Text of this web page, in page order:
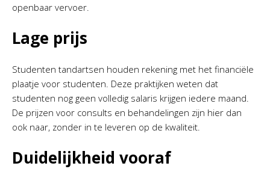
openbaar vervoer.
Lage prijs
Studenten tandartsen houden rekening met het financiële
plaatje voor studenten. Deze praktijken weten dat
studenten nog geen volledig salaris krijgen iedere maand.
De prijzen voor consults en behandelingen zijn hier dan
ook naar, zonder in te leveren op de kwaliteit.
Duidelijkheid vooraf